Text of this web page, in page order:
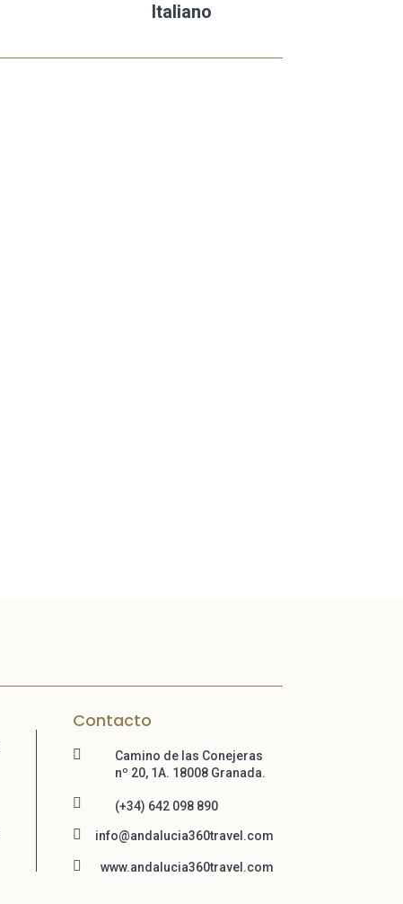
Italiano
Contacto

Camino de las Conejeras
nº 20, 1A. 18008 Granada.
 (+34) 642 098 890
 info@andalucia360travel.com
 www.andalucia360travel.com